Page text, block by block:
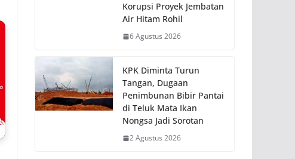
Korupsi Proyek Jembatan
Air Hitam Rohil
6 Agustus 2026
KPK Diminta Turun
Tangan, Dugaan
Penimbunan Bibir Pantai
di Teluk Mata Ikan
Nongsa Jadi Sorotan
2 Agustus 2026